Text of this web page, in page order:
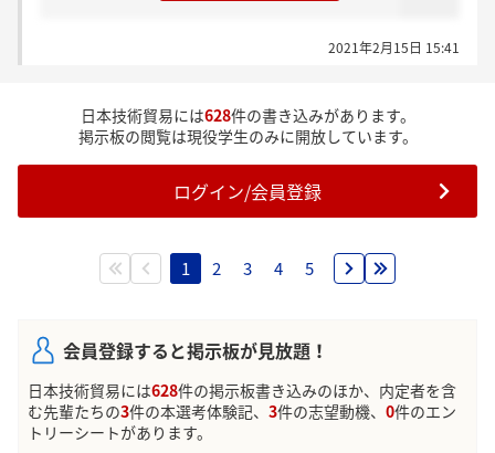
2021年2月15日 15:41
日本技術貿易には628件の書き込みがあります。
掲示板の閲覧は現役学生のみに開放しています。
ログイン/会員登録
1 2 3 4 5
会員登録すると掲示板が見放題！
日本技術貿易には628件の掲示板書き込みのほか、内定者を含
む先輩たちの3件の本選考体験記、 3件の志望動機、 0件のエン
トリーシートがあります。